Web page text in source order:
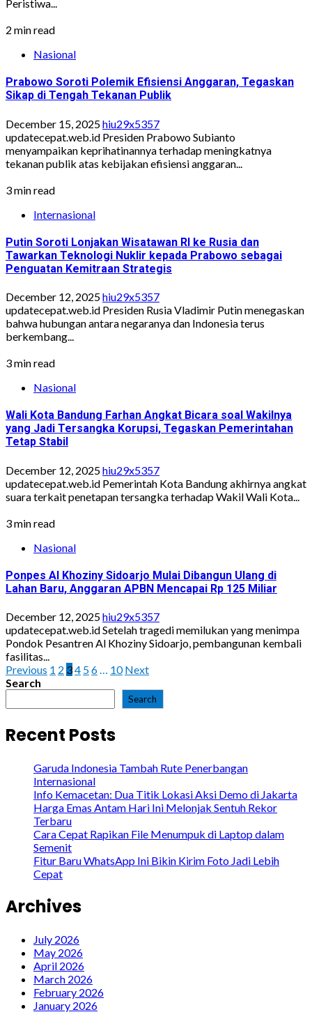
Peristiwa...
2 min read
Nasional
Prabowo Soroti Polemik Efisiensi Anggaran, Tegaskan
Sikap di Tengah Tekanan Publik
December 15, 2025hiu29x5357
updatecepat.web.id Presiden Prabowo Subianto
menyampaikan keprihatinannya terhadap meningkatnya
tekanan publik atas kebijakan efisiensi anggaran...
3 min read
Internasional
Putin Soroti Lonjakan Wisatawan RI ke Rusia dan
Tawarkan Teknologi Nuklir kepada Prabowo sebagai
Penguatan Kemitraan Strategis
December 12, 2025hiu29x5357
updatecepat.web.id Presiden Rusia Vladimir Putin menegaskan
bahwa hubungan antara negaranya dan Indonesia terus
berkembang...
3 min read
Nasional
Wali Kota Bandung Farhan Angkat Bicara soal Wakilnya
yang Jadi Tersangka Korupsi, Tegaskan Pemerintahan
Tetap Stabil
December 12, 2025hiu29x5357
updatecepat.web.id Pemerintah Kota Bandung akhirnya angkat
suara terkait penetapan tersangka terhadap Wakil Wali Kota...
3 min read
Nasional
Ponpes Al Khoziny Sidoarjo Mulai Dibangun Ulang di
Lahan Baru, Anggaran APBN Mencapai Rp 125 Miliar
December 12, 2025hiu29x5357
updatecepat.web.id Setelah tragedi memilukan yang menimpa
Pondok Pesantren Al Khoziny Sidoarjo, pembangunan kembali
fasilitas...
Posts
Previous 1 2 34 56… 10 Next
Search
Search
Recent Posts
Garuda Indonesia Tambah Rute Penerbangan
Internasional
Info Kemacetan: Dua Titik Lokasi Aksi Demo di Jakarta
Harga Emas Antam Hari Ini Melonjak Sentuh Rekor
Terbaru
Cara Cepat Rapikan File Menumpuk di Laptop dalam
Semenit
Fitur Baru WhatsApp Ini Bikin Kirim Foto Jadi Lebih
Cepat
Archives
July 2026
May 2026
April 2026
March 2026
February 2026
January 2026